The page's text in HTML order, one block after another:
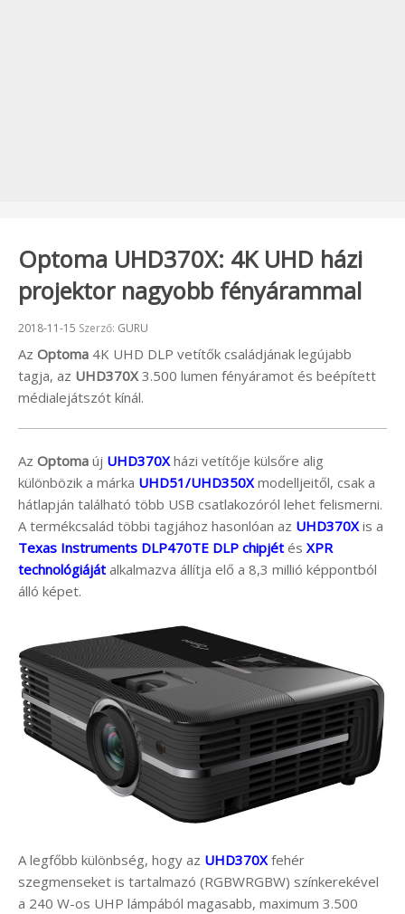
Optoma UHD370X: 4K UHD házi
projektor nagyobb fényárammal
Beküldve:
2018-11-15 Szerző: GURU
Az Optoma 4K UHD DLP vetítők családjának legújabb
tagja, az UHD370X 3.500 lumen fényáramot és beépített
médialejátszót kínál.
Az Optoma új UHD370X házi vetítője külsőre alig
különbözik a márka UHD51/UHD350X modelljeitől, csak a
hátlapján található több USB csatlakozóról lehet felismerni.
A termékcsalád többi tagjához hasonlóan az UHD370X is a
Texas Instruments DLP470TE DLP chipjét és XPR
technológiáját alkalmazva állítja elő a 8,3 millió képpontból
álló képet.
A legfőbb különbség, hogy az UHD370X fehér
szegmenseket is tartalmazó (RGBWRGBW) színkerekével
a 240 W-os UHP lámpából magasabb, maximum 3.500